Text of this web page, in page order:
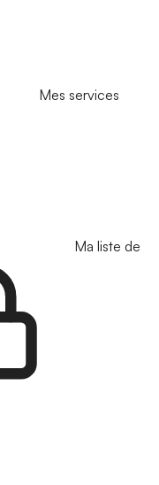
Mes services
Ma liste de